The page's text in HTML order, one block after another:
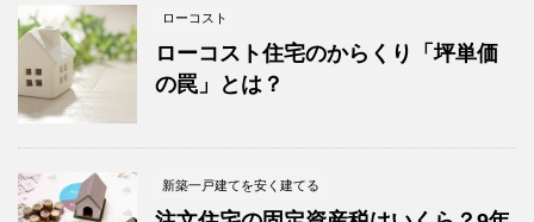
ローコスト
ローコスト住宅のからくり「坪単価
の罠」とは？
新築一戸建てを安く建てる